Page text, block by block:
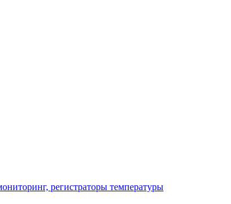
регистраторы температуры